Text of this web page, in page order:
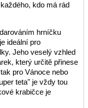
kdo má rád
hrníčku
ideální pro
Jeho veselý vzhled
který určitě přinese
pro Vánoce nebo
teta" je vždy tou
krabičce je